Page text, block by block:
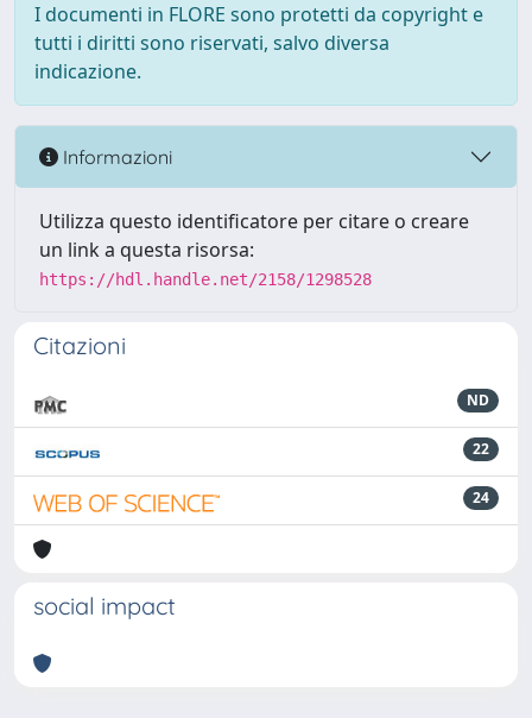
I documenti in FLORE sono protetti da copyright e
tutti i diritti sono riservati, salvo diversa
indicazione.
Informazioni
Utilizza questo identificatore per citare o creare
un link a questa risorsa:
https://hdl.handle.net/2158/1298528
Citazioni
ND
22
24
social impact